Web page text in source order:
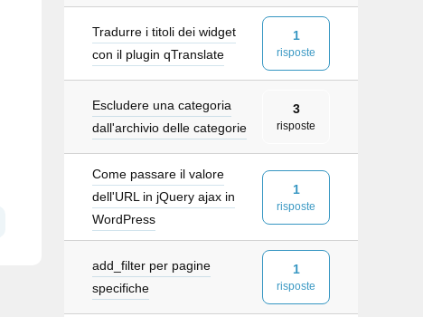
Tradurre i titoli dei widget
con il plugin qTranslate
1
risposte
Escludere una categoria
dall'archivio delle categorie
3
risposte
Come passare il valore
dell'URL in jQuery ajax in
WordPress
1
risposte
add_filter per pagine
specifiche
1
risposte